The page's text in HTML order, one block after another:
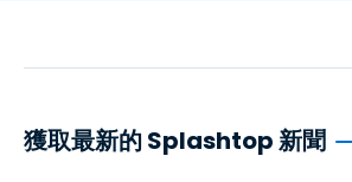
獲取最新的 Splashtop 新聞